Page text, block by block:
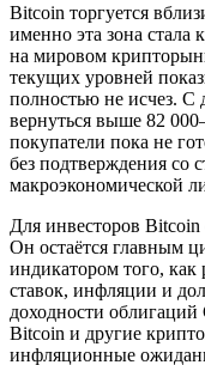
Bitcoin торгуется
именно эта зона стала
на мировом
текущих уровней
полностью не исчез. С
вернуться выше 82
покупатели пока не
без подтверждения со
макроэкономической
Для инвесторов
Он остаётся главным
индикатором того,
ставок, инфляции и
доходности
Bitcoin и другие
инфляционные